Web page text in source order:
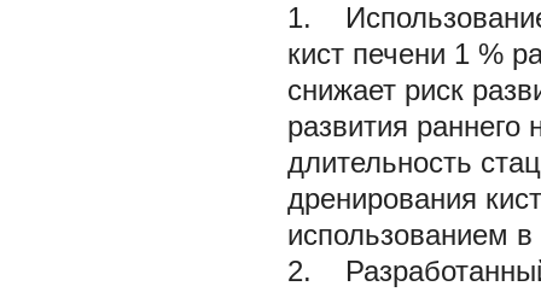
1.
кист печени 1 %
снижает риск
развития раннего
длительность
дренирования
использованием в
2.